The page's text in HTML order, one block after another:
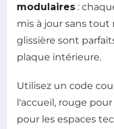
modulaires :
mis à jour sans tout
glissière sont
plaque intérieure.
Utilisez un code
l'accueil, rouge
pour les espaces